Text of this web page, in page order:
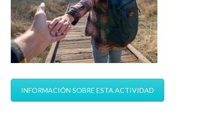
INFORMACIÓN SOBRE ESTA ACTIVIDAD